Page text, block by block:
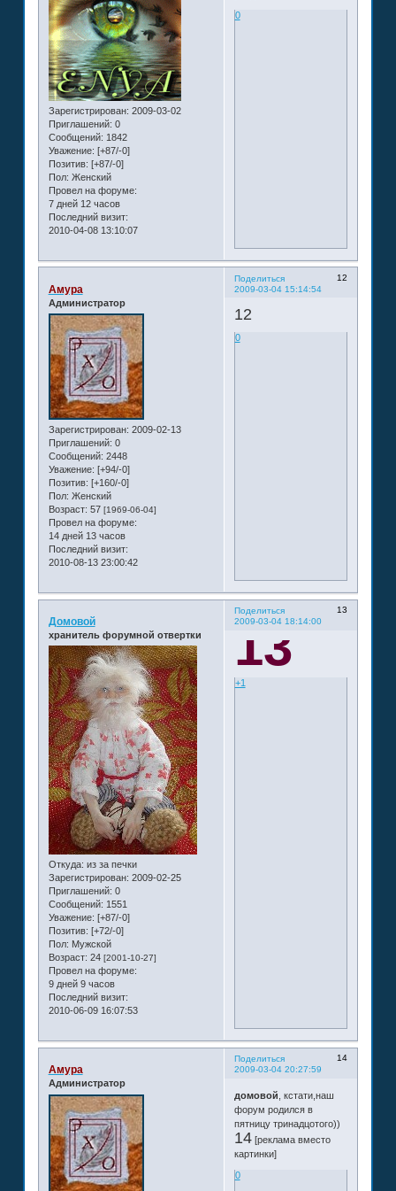
Зарегистрирован: 2009-03-02
Приглашений: 0
Сообщений: 1842
Уважение: [+87/-0]
Позитив: [+87/-0]
Пол: Женский
Провел на форуме:
7 дней 12 часов
Последний визит:
2010-04-08 13:10:07
0
Поделиться
12
2009-03-04 15:14:54
Амура
Администратор
Зарегистрирован: 2009-02-13
Приглашений: 0
Сообщений: 2448
Уважение: [+94/-0]
Позитив: [+160/-0]
Пол: Женский
Возраст: 57 [1969-06-04]
Провел на форуме:
14 дней 13 часов
Последний визит:
2010-08-13 23:00:42
12
0
Поделиться
13
2009-03-04 18:14:00
Домовой
хранитель форумной отвертки
Откуда: из за печки
Зарегистрирован: 2009-02-25
Приглашений: 0
Сообщений: 1551
Уважение: [+87/-0]
Позитив: [+72/-0]
Пол: Мужской
Возраст: 24 [2001-10-27]
Провел на форуме:
9 дней 9 часов
Последний визит:
2010-06-09 16:07:53
13
+1
Поделиться
14
2009-03-04 20:27:59
Амура
Администратор
домовой , кстати,наш
форум родился в
пятницу тринадцотого))
14[реклама вместо
картинки]
0